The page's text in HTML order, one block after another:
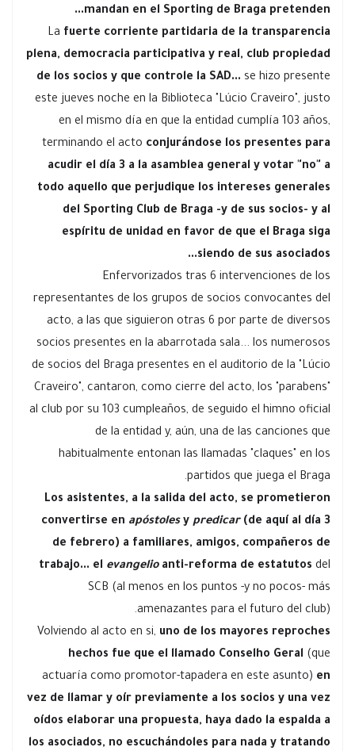
mandan en el Sporting de Braga pretenden...
La fuerte corriente partidaria de la transparencia
plena, democracia participativa y real, club propiedad
de los socios y que controle la SAD... se hizo presente
este jueves noche en la Biblioteca "Lúcio Craveiro", justo
en el mismo día en que la entidad cumplía 103 años,
terminando el acto conjurándose los presentes para
acudir el día 3 a la asamblea general y votar "no" a
todo aquello que perjudique los intereses generales
del Sporting Club de Braga -y de sus socios- y al
espíritu de unidad en favor de que el Braga siga
siendo de sus asociados...
Enfervorizados tras 6 intervenciones de los
representantes de los grupos de socios convocantes del
acto, a las que siguieron otras 6 por parte de diversos
socios presentes en la abarrotada sala... los numerosos
de socios del Braga presentes en el auditorio de la "Lúcio
Craveiro", cantaron, como cierre del acto, los "parabens"
al club por su 103 cumpleaños, de seguido el himno oficial
de la entidad y, aún, una de las canciones que
habitualmente entonan las llamadas "claques" en los
partidos que juega el Braga.
Los asistentes, a la salida del acto, se prometieron
convertirse en apóstolesy predicar (de aquí al día 3
de febrero) a familiares, amigos, compañeros de
trabajo... el evangelioanti-reforma de estatutos del
SCB (al menos en los puntos -y no pocos- más
amenazantes para el futuro del club).
Volviendo al acto en si, uno de los mayores reproches
hechos fue que el llamado Conselho Geral (que
actuaría como promotor-tapadera en este asunto) en
vez de llamar y oír previamente a los socios y una vez
oídos elaborar una propuesta, haya dado la espalda a
los asociados, no escuchándoles para nada y tratando